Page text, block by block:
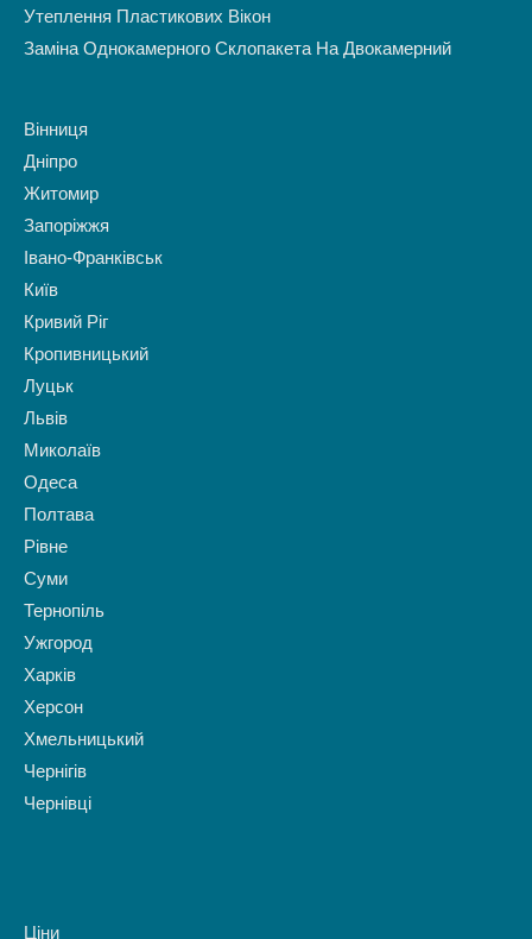
Утеплення Пластикових Вікон
Заміна Однокамерного Склопакета На Двокамерний
Вінниця
Дніпро
Житомир
Запоріжжя
Івано-Франківськ
Київ
Кривий Ріг
Кропивницький
Луцьк
Львів
Миколаїв
Одеса
Полтава
Рівне
Суми
Тернопіль
Ужгород
Харків
Херсон
Хмельницький
Чернігів
Чернівці
Ціни